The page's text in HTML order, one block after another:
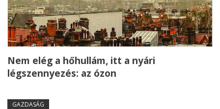
Nem elég a hőhullám, itt a nyári
légszennyezés: az ózon
GAZDASÁG